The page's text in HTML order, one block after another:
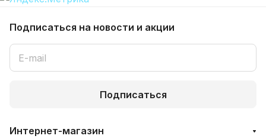
Подписаться на новости и акции
Подписаться
Интернет-магазин